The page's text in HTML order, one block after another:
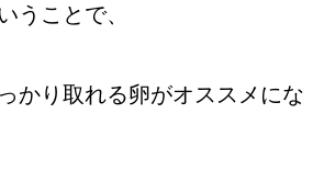
うことで、
かり取れる卵がオススメにな